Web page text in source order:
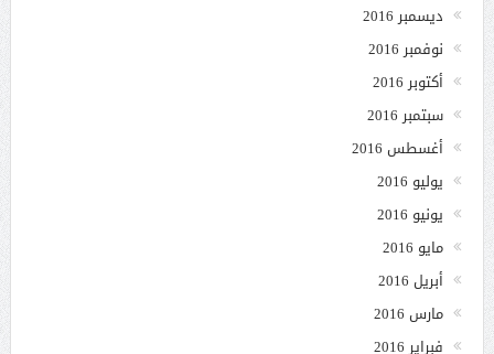
ديسمبر 2016
نوفمبر 2016
أكتوبر 2016
سبتمبر 2016
أغسطس 2016
يوليو 2016
يونيو 2016
مايو 2016
أبريل 2016
مارس 2016
فبراير 2016